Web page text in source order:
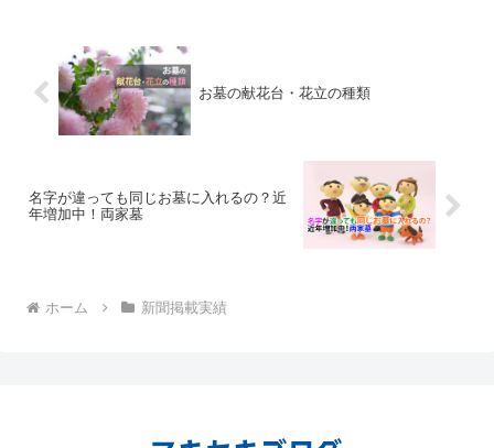
お墓の献花台・花立の種類
名字が違っても同じお墓に入れるの？近
年増加中！両家墓
ホーム 新聞掲載実績